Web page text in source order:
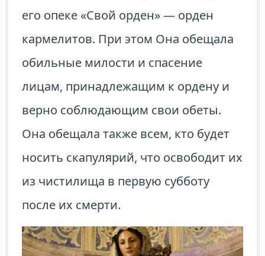
его опеке «Свой орден» — орден
кармелитов. При этом Она обещала
обильные милости и спасение
лицам, принадлежащим к ордену и
верно соблюдающим свои обеты.
Она обещала также всем, кто будет
носить скапулярий, что освободит их
из чистилища в первую субботу
после их смерти.